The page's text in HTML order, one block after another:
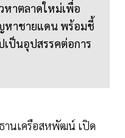
หาตลาดใหม่เพื่อ
หาชายแดน พร้อมชี้
เป็นอุปสรรคต่อการ
านเครือสหพัฒน์ เปิด